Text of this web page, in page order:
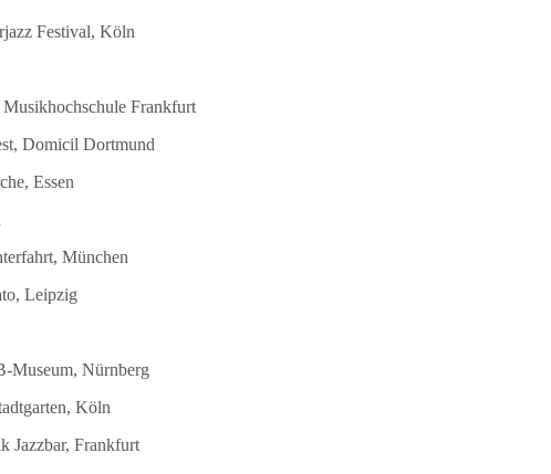
Festival, Köln
Frankfurt
Domicil Dortmund
Essen
München
Leipzig
Museum, Nürnberg
Köln
Jazzbar, Frankfurt